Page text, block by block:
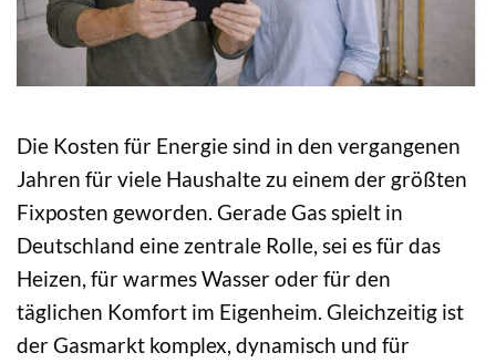
Die Kosten für Energie sind in den vergangenen
Jahren für viele Haushalte zu einem der größten
Fixposten geworden. Gerade Gas spielt in
Deutschland eine zentrale Rolle, sei es für das
Heizen, für warmes Wasser oder für den
täglichen Komfort im Eigenheim. Gleichzeitig ist
der Gasmarkt komplex, dynamisch und für